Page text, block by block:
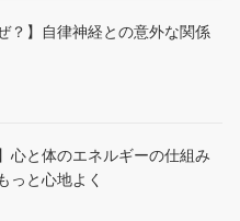
？】自律神経との意外な関係
心と体のエネルギーの仕組み
っと心地よく